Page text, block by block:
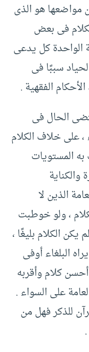
مواضعها هو الذى
فى بعض
الواحدة كل يدعى
سببًا فى
الفقهية .‏
الحال فى
، على خلاف الكلام
المستويات
والكناية
الذين لا
، ولو خوطبت
يكن الكلام بليغًا ،
البلغاء أوفى
أحسن كلام وأقربه
على السواء .‏
للذكر فهل من